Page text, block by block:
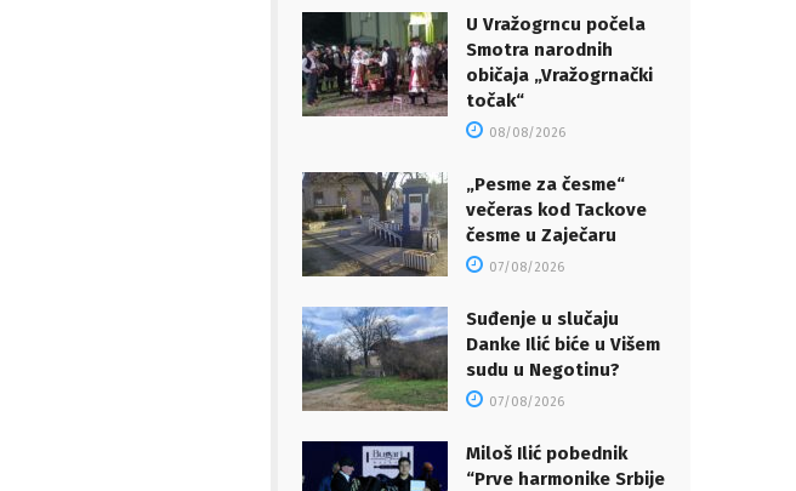
U Vražogrncu počela
Smotra narodnih
običaja „Vražogrnački
točak“
08/08/2026
„Pesme za česme“
večeras kod Tackove
česme u Zaječaru
07/08/2026
Suđenje u slučaju
Danke Ilić biće u Višem
sudu u Negotinu?
07/08/2026
Miloš Ilić pobednik
“Prve harmonike Srbije